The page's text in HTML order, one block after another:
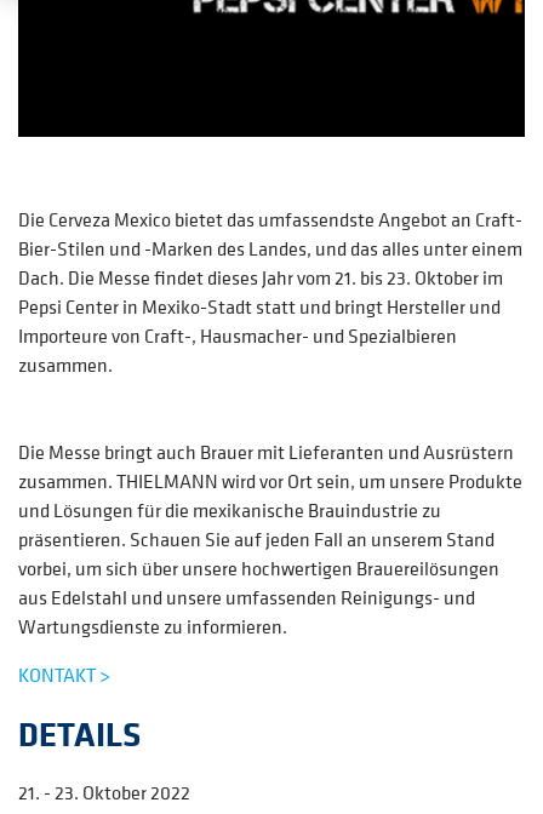
Die Cerveza Mexico bietet das umfassendste Angebot an Craft-
Bier-Stilen und -Marken des Landes, und das alles unter einem
Dach. Die Messe findet dieses Jahr vom 21. bis 23. Oktober im
Pepsi Center in Mexiko-Stadt statt und bringt Hersteller und
Importeure von Craft-, Hausmacher- und Spezialbieren
zusammen.
Die Messe bringt auch Brauer mit Lieferanten und Ausrüstern
zusammen. THIELMANN wird vor Ort sein, um unsere Produkte
und Lösungen für die mexikanische Brauindustrie zu
präsentieren. Schauen Sie auf jeden Fall an unserem Stand
vorbei, um sich über unsere hochwertigen Brauereilösungen
aus Edelstahl und unsere umfassenden Reinigungs- und
Wartungsdienste zu informieren.
KONTAKT >
DETAILS
21. - 23. Oktober 2022